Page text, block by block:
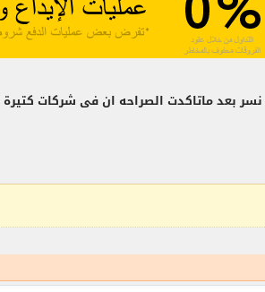
نسر بعد ماتاكدت الصراحه ان فى شركات